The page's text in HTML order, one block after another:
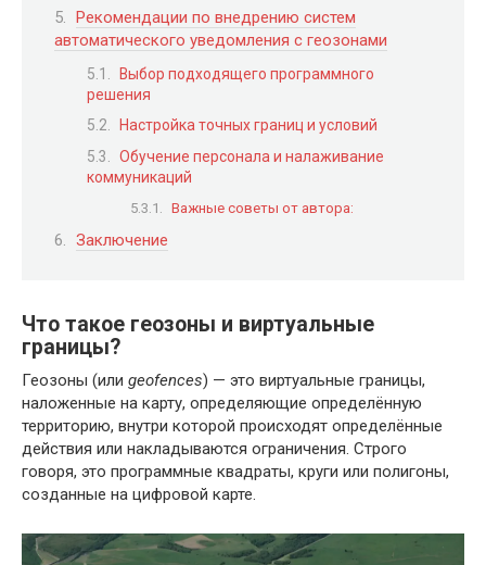
Рекомендации по внедрению систем
автоматического уведомления с геозонами
Выбор подходящего программного
решения
Настройка точных границ и условий
Обучение персонала и налаживание
коммуникаций
Важные советы от автора:
Заключение
Что такое геозоны и виртуальные
границы?
Геозоны (или geofences) — это виртуальные границы,
наложенные на карту, определяющие определённую
территорию, внутри которой происходят определённые
действия или накладываются ограничения. Строго
говоря, это программные квадраты, круги или полигоны,
созданные на цифровой карте.